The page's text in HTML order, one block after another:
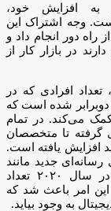
به افزایش خود،
کرده است. وجه اشتراک این
راه دور انجام داد و
در بازار کار از
از زمان قرنطینه خانگی یعنی ماه مارس ۲۰۲۰، تعداد افرادی که در
دوبرابر شده است که
کمک می‌کند. در تمام
گرفته تا متخصصان
میزان استخدام کارمند تا ۱۴۳ درصد افزایش یافته است.
جدید مانند
پادکست‌ها به اوج خود برسند. به طوری که در سال ۲۰۲۰ تعداد
نفر رسید. این امر باعث شد که
به وجود بیاید.